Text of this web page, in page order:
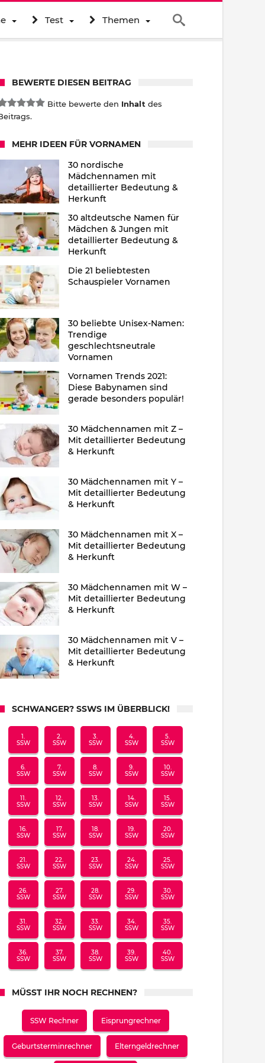
Test Themen
BEWERTE DIESEN BEITRAG
Bitte bewerte den Inhalt des
MEHR IDEEN FÜR VORNAMEN
30 nordische
Mädchennamen mit
detaillierter Bedeutung &
Herkunft
30 altdeutsche Namen für
Mädchen & Jungen mit
detaillierter Bedeutung &
Herkunft
Die 21 beliebtesten
Schauspieler Vornamen
30 beliebte Unisex-Namen:
Trendige
geschlechtsneutrale
Vornamen
Vornamen Trends 2021:
Diese Babynamen sind
gerade besonders populär!
30 Mädchennamen mit Z –
Mit detaillierter Bedeutung
& Herkunft
30 Mädchennamen mit Y –
Mit detaillierter Bedeutung
& Herkunft
30 Mädchennamen mit X –
Mit detaillierter Bedeutung
& Herkunft
30 Mädchennamen mit W –
Mit detaillierter Bedeutung
& Herkunft
30 Mädchennamen mit V –
Mit detaillierter Bedeutung
& Herkunft
SCHWANGER? SSWS IM ÜBERBLICK!
1.
SSW
2.
SSW
3.
SSW
4.
SSW
5.
SSW
6.
SSW
7.
SSW
8.
SSW
9.
SSW
10.
SSW
11.
SSW
12.
SSW
13.
SSW
14.
SSW
15.
SSW
16.
SSW
17.
SSW
18.
SSW
19.
SSW
20.
SSW
21.
SSW
22.
SSW
23.
SSW
24.
SSW
25.
SSW
26.
SSW
27.
SSW
28.
SSW
29.
SSW
30.
SSW
31.
SSW
32.
SSW
33.
SSW
34.
SSW
35.
SSW
36.
SSW
37.
SSW
38.
SSW
39.
SSW
40.
SSW
MÜSST IHR NOCH RECHNEN?
SSW Rechner Eisprungrechner
Geburtsterminrechner Elterngeldrechner